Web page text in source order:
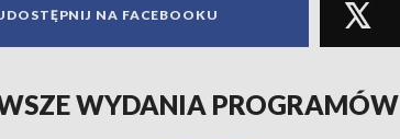
NA FACEBOOKU
WYDANIA PROGRAMÓW